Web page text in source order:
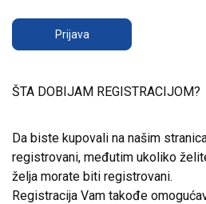
Prijava
ŠTA DOBIJAM REGISTRACIJOM?
Da biste kupovali na našim
registrovani, međutim ukoliko
želja morate biti registrovani.
Registracija Vam takođe